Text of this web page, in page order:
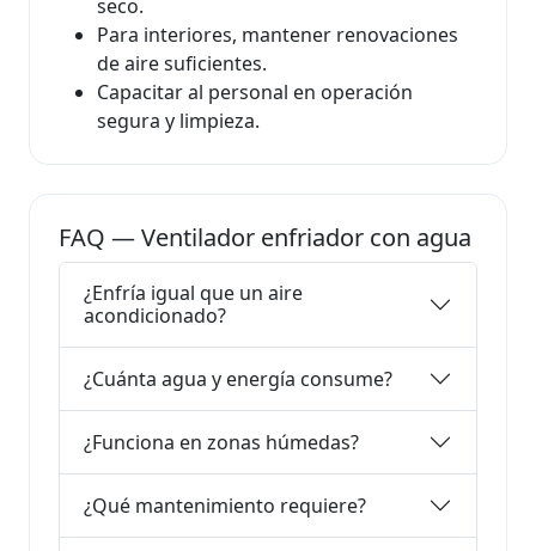
seco.
Para interiores, mantener renovaciones
de aire suficientes.
Capacitar al personal en operación
segura y limpieza.
FAQ — Ventilador enfriador con agua
¿Enfría igual que un aire
acondicionado?
¿Cuánta agua y energía consume?
¿Funciona en zonas húmedas?
¿Qué mantenimiento requiere?